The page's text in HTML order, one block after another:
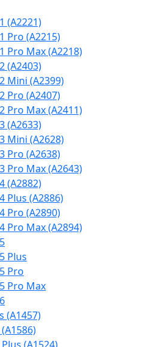
(A2221)
Pro (A2215)
Pro Max (A2218)
(A2403)
Mini (A2399)
Pro (A2407)
Pro Max (A2411)
(A2633)
Mini (A2628)
Pro (A2638)
Pro Max (A2643)
(A2882)
Plus (A2886)
Pro (A2890)
Pro Max (A2894)
Plus
Pro
Pro Max
(A1457)